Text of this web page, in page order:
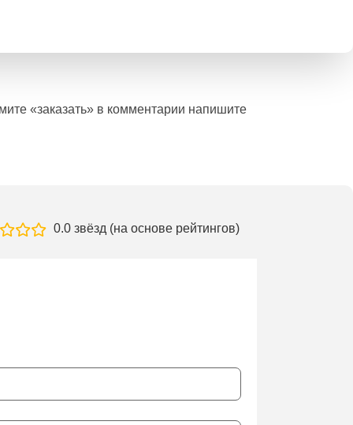
«заказать» в комментарии напишите
0.0 звёзд (на основе рейтингов)